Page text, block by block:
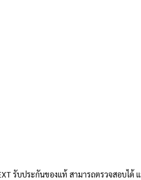
รับประกันของแท้ สามารถตรวจสอบไ